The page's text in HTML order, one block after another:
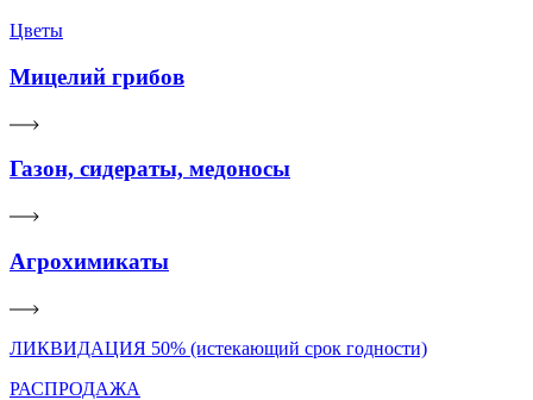
Цветы
Мицелий грибов
Газон, сидераты, медоносы
Агрохимикаты
ЛИКВИДАЦИЯ 50% (истекающий срок годности)
РАСПРОДАЖА